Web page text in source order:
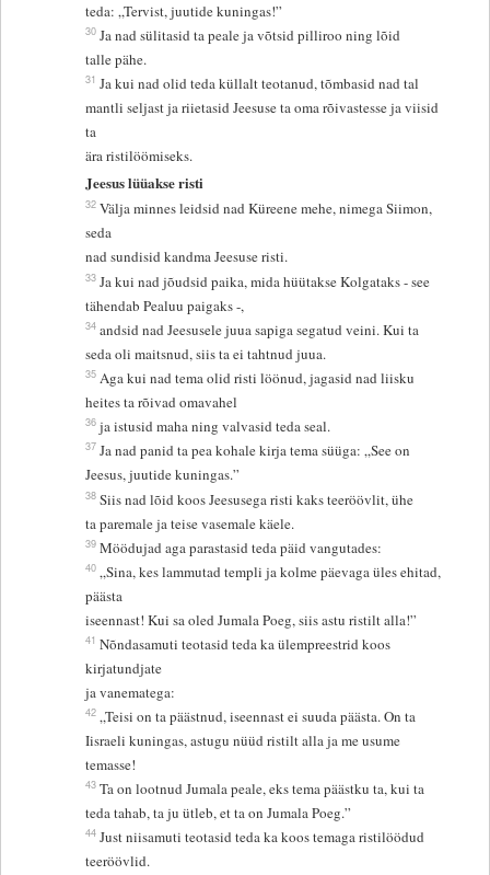
teda: „Tervist, juutide kuningas!”
30 Ja nad sülitasid ta peale ja võtsid pilliroo ning lõid
talle pähe.
31 Ja kui nad olid teda küllalt teotanud, tõmbasid nad tal
mantli seljast ja riietasid Jeesuse ta oma rõivastesse ja viisid
ta
ära ristilöömiseks.
Jeesus lüüakse risti
32 Välja minnes leidsid nad Küreene mehe, nimega Siimon,
seda
nad sundisid kandma Jeesuse risti.
33 Ja kui nad jõudsid paika, mida hüütakse Kolgataks - see
tähendab Pealuu paigaks -,
34 andsid nad Jeesusele juua sapiga segatud veini. Kui ta
seda oli maitsnud, siis ta ei tahtnud juua.
35 Aga kui nad tema olid risti löönud, jagasid nad liisku
heites ta rõivad omavahel
36 ja istusid maha ning valvasid teda seal.
37 Ja nad panid ta pea kohale kirja tema süüga: „See on
Jeesus, juutide kuningas.”
38 Siis nad lõid koos Jeesusega risti kaks teeröövlit, ühe
ta paremale ja teise vasemale käele.
39 Möödujad aga parastasid teda päid vangutades:
40 „Sina, kes lammutad templi ja kolme päevaga üles ehitad,
päästa
iseennast! Kui sa oled Jumala Poeg, siis astu ristilt alla!”
41 Nõndasamuti teotasid teda ka ülempreestrid koos
kirjatundjate
ja vanematega:
42 „Teisi on ta päästnud, iseennast ei suuda päästa. On ta
Iisraeli kuningas, astugu nüüd ristilt alla ja me usume
temasse!
43 Ta on lootnud Jumala peale, eks tema päästku ta, kui ta
teda tahab, ta ju ütleb, et ta on Jumala Poeg.”
44 Just niisamuti teotasid teda ka koos temaga ristilöödud
teeröövlid.